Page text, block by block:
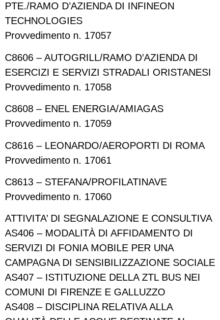
PTE./RAMO D’AZIENDA DI INFINEON
TECHNOLOGIES
Provvedimento n. 17057
C8606 – AUTOGRILL/RAMO D’AZIENDA DI
ESERCIZI E SERVIZI STRADALI ORISTANESI
Provvedimento n. 17058
C8608 – ENEL ENERGIA/AMIAGAS
Provvedimento n. 17059
C8616 – LEONARDO/AEROPORTI DI ROMA
Provvedimento n. 17061
C8613 – STEFANA/PROFILATINAVE
Provvedimento n. 17060
ATTIVITA’ DI SEGNALAZIONE E CONSULTIVA
AS406 – MODALITÀ DI AFFIDAMENTO DI
SERVIZI DI FONIA MOBILE PER UNA
CAMPAGNA DI SENSIBILIZZAZIONE SOCIALE
AS407 – ISTITUZIONE DELLA ZTL BUS NEI
COMUNI DI FIRENZE E GALLUZZO
AS408 – DISCIPLINA RELATIVA ALLA